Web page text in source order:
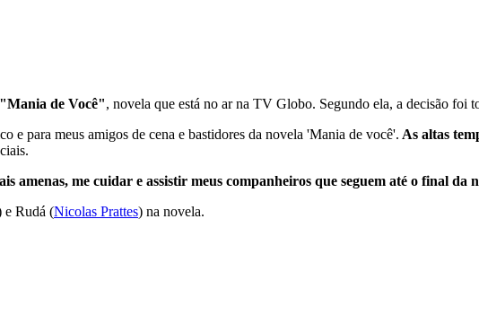
de Você", novela que está no ar na TV Globo. Segundo ela, a decisão foi
e para meus amigos de cena e bastidores da novela 'Mania de você'. As altas
amenas, me cuidar e assistir meus companheiros que seguem até o final da
e Rudá (Nicolas Prattes) na novela.